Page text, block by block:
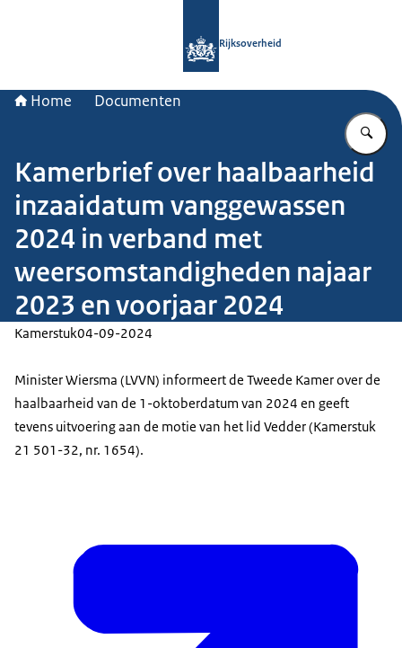
Rijksoverheid
Home Documenten
Kamerbrief over haalbaarheid
inzaaidatum vanggewassen
2024 in verband met
weersomstandigheden najaar
2023 en voorjaar 2024
Kamerstuk04-09-2024
Minister Wiersma (LVVN) informeert de Tweede Kamer over de
haalbaarheid van de 1-oktoberdatum van 2024 en geeft
tevens uitvoering aan de motie van het lid Vedder (Kamerstuk
21 501-32, nr. 1654).